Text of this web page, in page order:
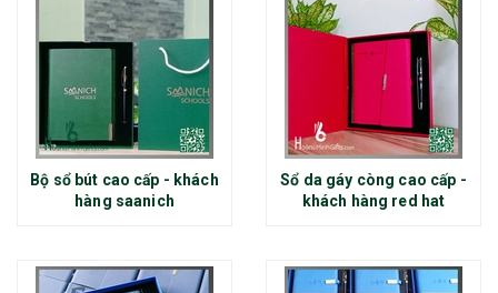
Bộ sổ bút cao cấp - khách
hàng saanich
Sổ da gáy còng cao cấp -
khách hàng red hat